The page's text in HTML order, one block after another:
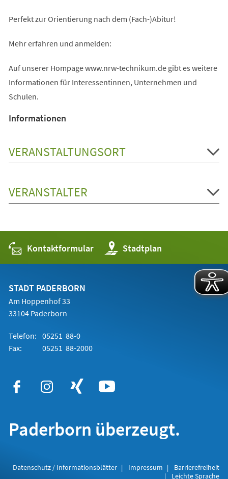
Perfekt zur Orientierung nach dem (Fach-)Abitur!
Mehr erfahren und anmelden:
Auf unserer Hompage www.nrw-technikum.de gibt es weitere
Informationen für Interessentinnen, Unternehmen und
Schulen.
Informationen
VERANSTALTUNGSORT
VERANSTALTER
Kontaktformular Stadtplan
(Öffnet
in
einem
STADT PADERBORN
Am Hoppenhof 33
33104 Paderborn
Telefon: 05251 88-0
Fax:
05251 88-2000
Paderborn überzeugt.
Datenschutz / Informationsblätter Impressum
Barrierefreiheit
Leichte Sprache